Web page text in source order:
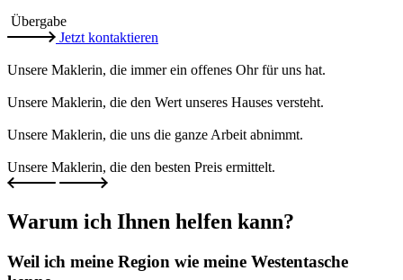
Übergabe
Jetzt kontaktieren
Unsere Maklerin, die immer ein offenes Ohr für uns hat.
Unsere Maklerin, die den Wert unseres Hauses versteht.
Unsere Maklerin, die uns die ganze Arbeit abnimmt.
Unsere Maklerin, die den besten Preis ermittelt.
Warum ich Ihnen helfen kann?
Weil ich meine Region wie meine Westentasche